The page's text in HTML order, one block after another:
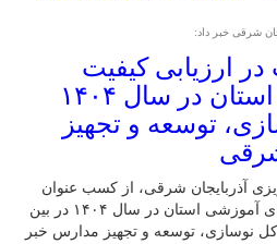
شرقی خبر داد:
ارزیابی کیفیت
پروژه‌های آموزشی استان در سال ۱۴۰۴
توسعه و تجهیز
آذربایجان شرقی، از کسب عنوان
نخست در ارزیابی کیفیت پروژه‌های آموزشی استان در سال ۱۴۰۴ در بین
نوسازی، توسعه و تجهیز مدارس خبر